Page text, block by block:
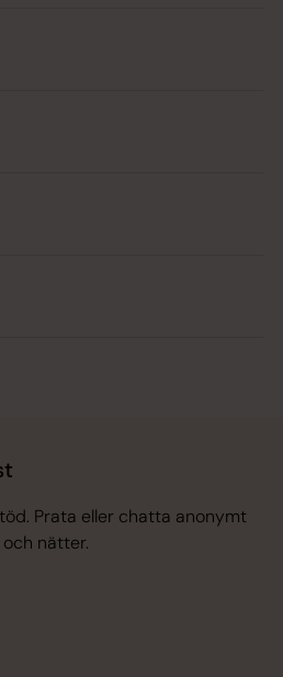
Prata eller chatta anonymt
nätter.